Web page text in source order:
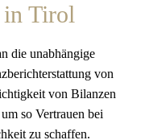
Tirol
die unabhängige
von
von Bilanzen
so Vertrauen bei
zu schaffen.